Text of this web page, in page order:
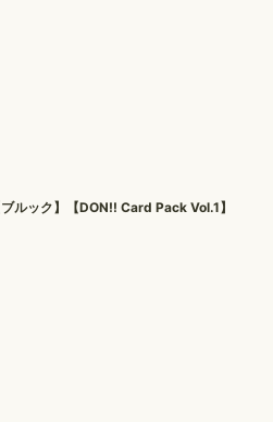
ルック】【DON!! Card Pack Vol.1】